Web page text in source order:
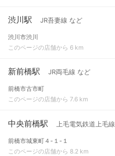
渋川駅 JR吾妻線 など
渋川市渋川
このページの店舗から 6 km
新前橋駅 JR両毛線 など
前橋市古市町
このページの店舗から 7.6 km
中央前橋駅 上毛電気鉄道上毛線
前橋市城東町４-１-１
このページの店舗から 8.2 km